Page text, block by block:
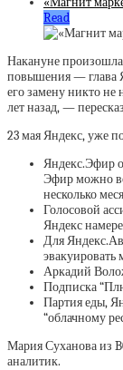
Read
Накануне
повышения — глава
его замену никто не
лет назад, —
23 мая Яндекс, уже
Яндекс.Эфир
Эфир можно
несколько
Голосовой
Яндекс
Для
Аркадий
Подписка
Партия еды,
“облачному
Мария Суханова из
аналитик.